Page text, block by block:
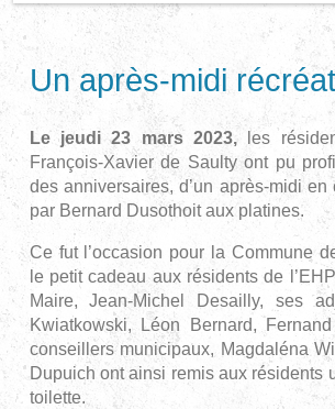
Un après-midi
Le jeudi 23 mars 2023, les
François-Xavier de Saulty ont pu
des anniversaires, d’un après-midi en
par Bernard Dusothoit aux platines.
Ce fut l’occasion pour la Commune
le petit cadeau aux résidents de
Maire, Jean-Michel Desailly, ses
Kwiatkowski, Léon Bernard,
conseillers municipaux, Magdaléna
Dupuich ont ainsi remis aux résidents
toilette.